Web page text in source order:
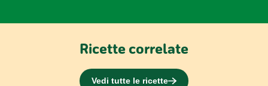
Ricette correlate
Vedi tutte le ricette